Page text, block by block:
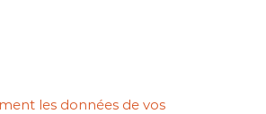
les données de vos